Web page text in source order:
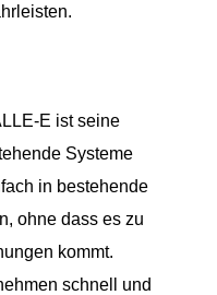
E ist seine
Systeme
in bestehende
ohne dass es zu
kommt.
schnell und